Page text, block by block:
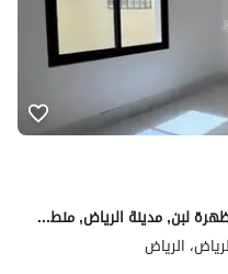
شقة للإيجار في شارع جبل الأثريات, حي ظهرة لبن, مدينة الرياض, منطقة الرياض
الرياض